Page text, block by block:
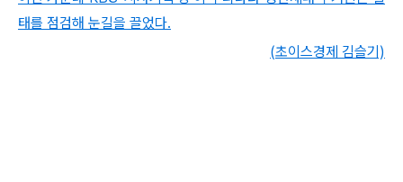
태를 점검해 눈길을 끌었다.
(초이스경제 김슬기)